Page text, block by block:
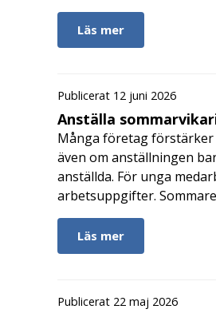
Läs mer
Publicerat 12 juni 2026
Anställa
Många företag förstärker
även om anställningen
anställda. För unga
arbetsuppgifter.
Läs mer
Publicerat 22 maj 2026